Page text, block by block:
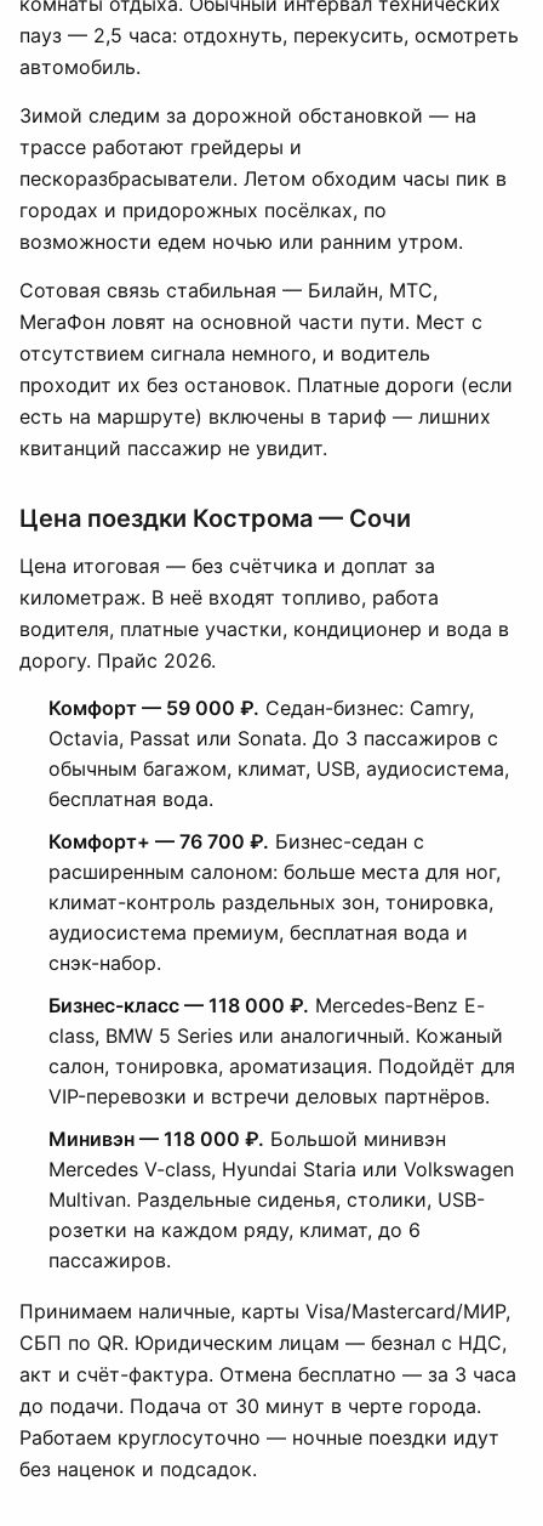
пауз — 2,5 часа: отдохнуть, перекусить, осмотреть
автомобиль.
Зимой следим за дорожной обстановкой — на
трассе работают грейдеры и
пескоразбрасыватели. Летом обходим часы пик в
городах и придорожных посёлках, по
возможности едем ночью или ранним утром.
Сотовая связь стабильная — Билайн, МТС,
МегаФон ловят на основной части пути. Мест с
отсутствием сигнала немного, и водитель
проходит их без остановок. Платные дороги (если
есть на маршруте) включены в тариф — лишних
квитанций пассажир не увидит.
Цена поездки Кострома — Сочи
Цена итоговая — без счётчика и доплат за
километраж. В неё входят топливо, работа
водителя, платные участки, кондиционер и вода в
дорогу. Прайс 2026.
Комфорт — 59 000 ₽. Седан-бизнес: Camry,
Octavia, Passat или Sonata. До 3 пассажиров с
обычным багажом, климат, USB, аудиосистема,
бесплатная вода.
Комфорт+ — 76 700 ₽. Бизнес-седан с
расширенным салоном: больше места для ног,
климат-контроль раздельных зон, тонировка,
аудиосистема премиум, бесплатная вода и
снэк-набор.
Бизнес-класс — 118 000 ₽. Mercedes-Benz E-
class, BMW 5 Series или аналогичный. Кожаный
салон, тонировка, ароматизация. Подойдёт для
VIP-перевозки и встречи деловых партнёров.
Минивэн — 118 000 ₽. Большой минивэн
Mercedes V-class, Hyundai Staria или Volkswagen
Multivan. Раздельные сиденья, столики, USB-
розетки на каждом ряду, климат, до 6
пассажиров.
Принимаем наличные, карты Visa/Mastercard/МИР,
СБП по QR. Юридическим лицам — безнал с НДС,
акт и счёт-фактура. Отмена бесплатно — за 3 часа
до подачи. Подача от 30 минут в черте города.
Работаем круглосуточно — ночные поездки идут
без наценок и подсадок.